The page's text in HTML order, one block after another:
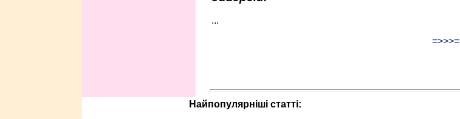
...
=>>>=
Найпопулярніші статті: